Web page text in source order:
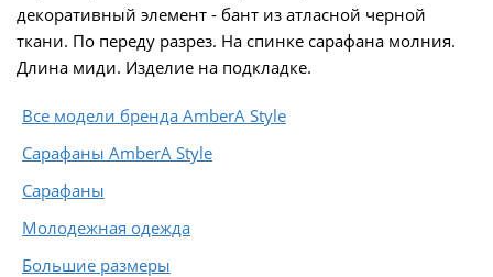
декоративный элемент - бант из атласной черной
ткани. По переду разрез. На спинке сарафана молния.
Длина миди. Изделие на подкладке.
Все модели бренда AmberA Style
Сарафаны AmberA Style
Сарафаны
Молодежная одежда
Большие размеры